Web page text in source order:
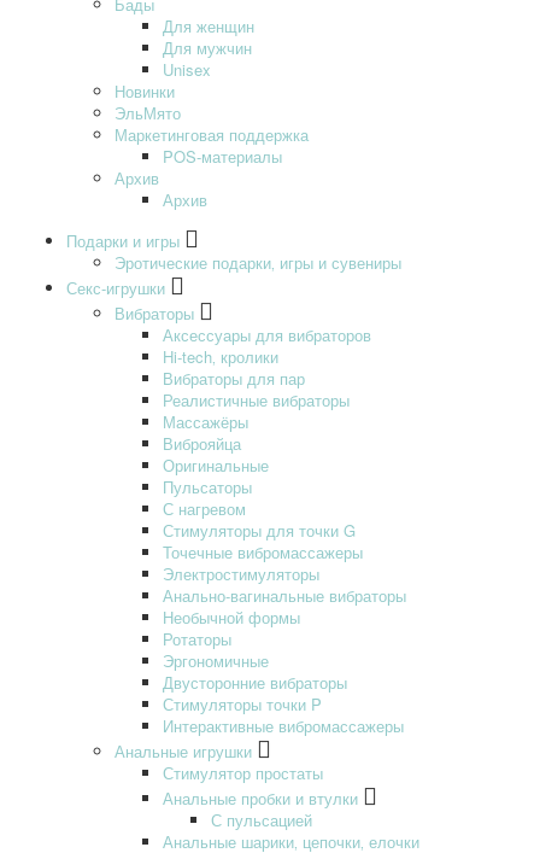
Для женщин
Для мужчин
Unisex
Новинки
ЭльМято
Маркетинговая поддержка
POS-материалы
Архив
Архив
Подарки и игры
Эротические подарки‚ игры и сувениры
Секс-игрушки
Вибраторы
Аксессуары для вибраторов
Hi-tech‚ кролики
Вибраторы для пар
Реалистичные вибраторы
Массажёры
Виброяйца
Оригинальные
Пульсаторы
С нагревом
Стимуляторы для точки G
Точечные вибромассажеры
Электростимуляторы
Анально-вагинальные вибраторы
Необычной формы
Ротаторы
Эргономичные
Двусторонние вибраторы
Стимуляторы точки P
Интерактивные вибромассажеры
Анальные игрушки
Стимулятор простаты
Анальные пробки и втулки
С пульсацией
Анальные шарики‚ цепочки‚ елочки